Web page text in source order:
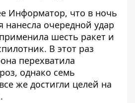
Информатор, что в ночь
нанесла очередной удар
применила шесть ракет и
. В этот раз
перехватила
однако семь
же достигли целей на